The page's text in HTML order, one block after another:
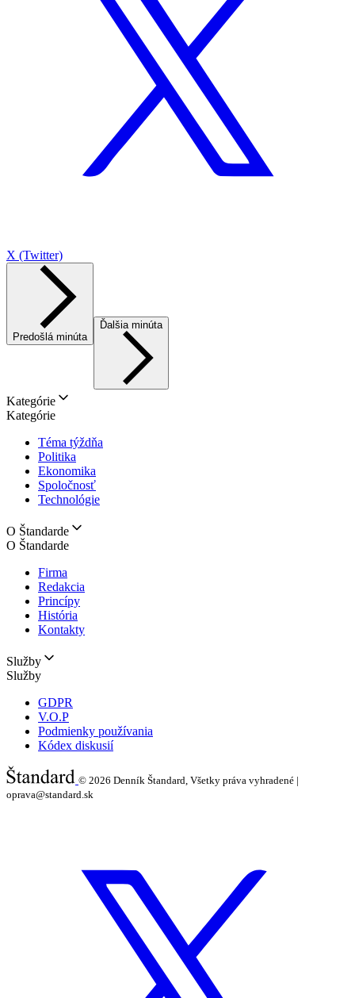
X (Twitter)
Predošlá minúta
Ďalšia minúta
Kategórie
Kategórie
Téma týždňa
Politika
Ekonomika
Spoločnosť
Technológie
O Štandarde
O Štandarde
Firma
Redakcia
Princípy
História
Kontakty
Služby
Služby
GDPR
V.O.P
Podmienky používania
Kódex diskusií
© 2026 Denník Štandard, Všetky práva vyhradené |
oprava@standard.sk